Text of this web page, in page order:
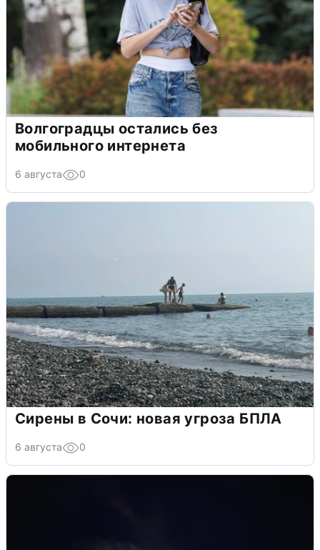
Волгоградцы остались без
мобильного интернета
6 августа 0
Сирены в Сочи: новая угроза БПЛА
6 августа 0